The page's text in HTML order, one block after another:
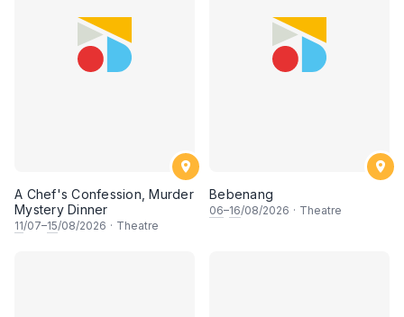
A Chef's Confession, Murder
Mystery Dinner
11/07–15/08/2026 · Theatre
Bebenang
06–16/08/2026 · Theatre